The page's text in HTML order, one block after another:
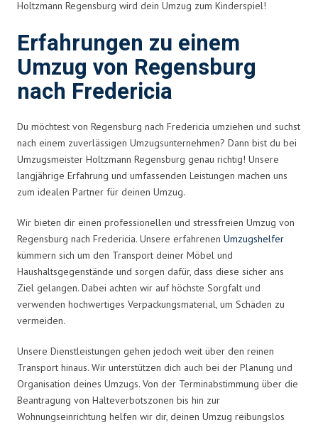
Holtzmann Regensburg wird dein Umzug zum Kinderspiel!
Erfahrungen zu einem
Umzug von Regensburg
nach Fredericia
Du möchtest von Regensburg nach Fredericia umziehen und suchst
nach einem zuverlässigen Umzugsunternehmen? Dann bist du bei
Umzugsmeister Holtzmann Regensburg genau richtig! Unsere
langjährige Erfahrung und umfassenden Leistungen machen uns
zum idealen Partner für deinen Umzug.
Wir bieten dir einen professionellen und stressfreien Umzug von
Regensburg nach Fredericia. Unsere erfahrenen Umzugshelfer
kümmern sich um den Transport deiner Möbel und
Haushaltsgegenstände und sorgen dafür, dass diese sicher ans
Ziel gelangen. Dabei achten wir auf höchste Sorgfalt und
verwenden hochwertiges Verpackungsmaterial, um Schäden zu
vermeiden.
Unsere Dienstleistungen gehen jedoch weit über den reinen
Transport hinaus. Wir unterstützen dich auch bei der Planung und
Organisation deines Umzugs. Von der Terminabstimmung über die
Beantragung von Halteverbotszonen bis hin zur
Wohnungseinrichtung helfen wir dir, deinen Umzug reibungslos